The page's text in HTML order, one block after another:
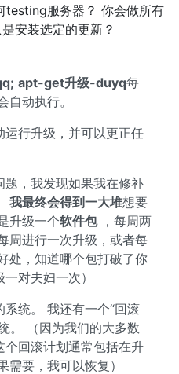
testing服务器？ 你会做所有
安装选定的更新？
apt-get升级-duyq每
自动执行。
行升级，并可以更正任
题，我发现如果我在修补
我最终会得到一大堆想要
升级一个软件包，每周两
周进行一次升级，或者每
处，知道哪个包打破了你
对夫妇一次）
统。 我还有一个“回滚
。 （因为我们的大多数
个回滚计划通常包括在升
需要，我可以恢复）